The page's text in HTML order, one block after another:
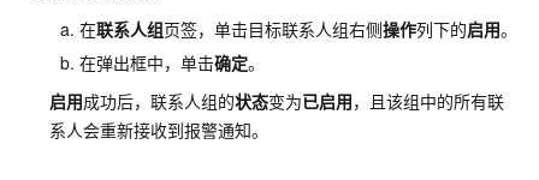
在联系人组页签，单击目标联系人组右侧操作列下的启用。
在弹出框中，单击确定。
启用成功后，联系人组的状态变为已启用，且该组中的所有联
系人会重新接收到报警通知。